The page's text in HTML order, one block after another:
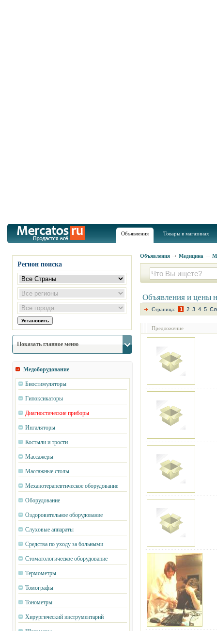
Объявления Товары в магазинах
Регион поиска
Показать главное меню
Медоборудование
Биостимуляторы
Гипоксикаторы
Диагностические приборы
Ингаляторы
Костыли и трости
Массажеры
Массажные столы
Механотерапевтическое оборудование
Оборудование
Оздоровительное оборудование
Слуховые аппараты
Средства по уходу за больными
Стоматологическое оборудование
Термометры
Томографы
Тонометры
Хирургический инструментарий
Объявления Медицина
Объявления и цены
Страница: 1 2 3 4 5
Предложение